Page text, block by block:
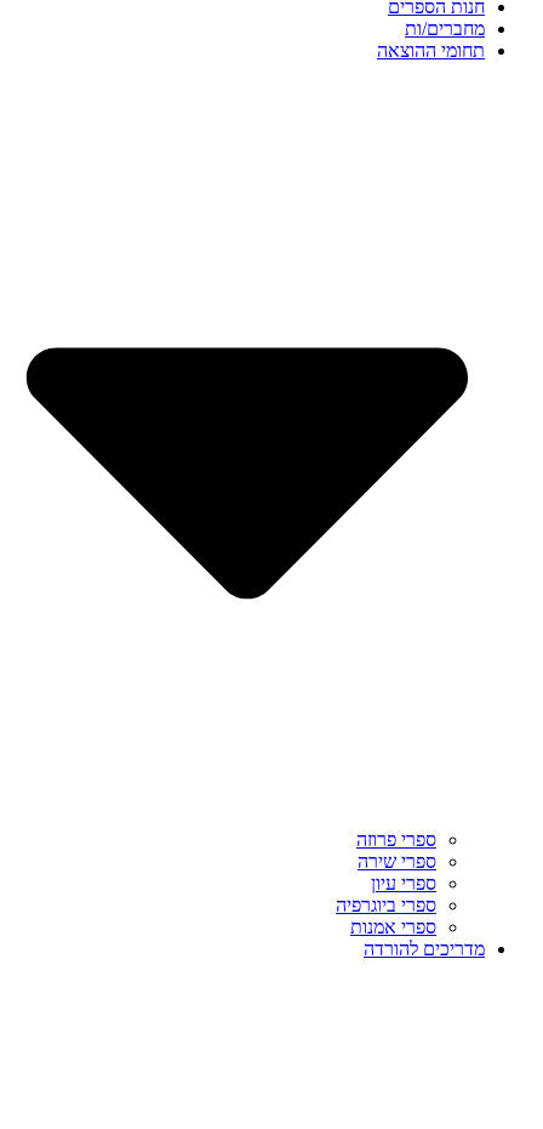
חנות הספרים
מחברים/ות
תחומי ההוצאה
ספרי פרוזה
ספרי שירה
ספרי עיון
ספרי ביוגרפיה
ספרי אמנות
מדריכים להורדה